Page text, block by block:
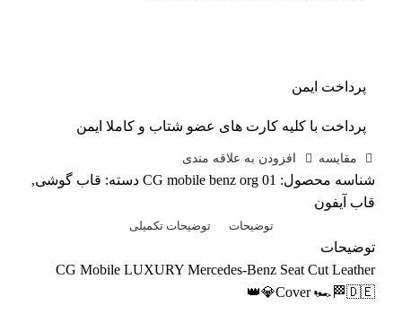
پرداخت ایمن
پرداخت با کلیه کارت های عضو شتاب و کاملا ایمن
مقايسه افزودن به علاقه مندی
شناسه محصول: CG mobile benz org 01 دسته: قاب گوشی,
قاب آیفون
توضیحات توضیحات تکمیلی
توضیحات
CG Mobile LUXURY Mercedes-Benz Seat Cut Leather
Cover 🏎🏁🇩🇪💎👑